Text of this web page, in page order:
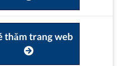
thăm trang web